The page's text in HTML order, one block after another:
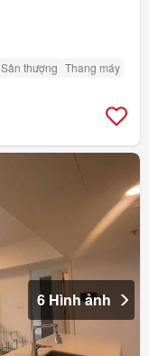
Sân thượng Thang máy
6 Hình ảnh